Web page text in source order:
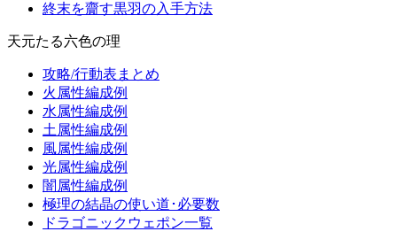
終末を齎す黒羽の入手方法
天元たる六色の理
攻略/行動表まとめ
火属性編成例
水属性編成例
土属性編成例
風属性編成例
光属性編成例
闇属性編成例
極理の結晶の使い道･必要数
ドラゴニックウェポン一覧